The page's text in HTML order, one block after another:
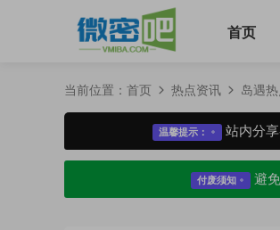
首页
当前位置： 首页 热点资讯 岛遇
温馨提示： 站内分
付废须知 避